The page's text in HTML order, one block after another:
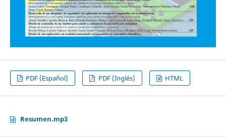
PDF (Español) PDF (Inglés) HTML
Resumen.mp3